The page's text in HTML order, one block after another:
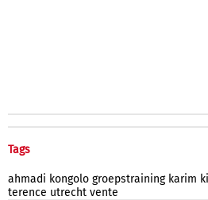
Tags
ahmadi kongolo groepstraining karim
terence utrecht vente